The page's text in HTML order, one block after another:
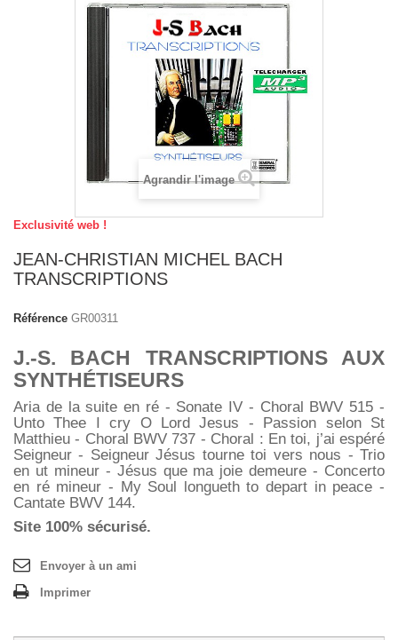
Agrandir l'image
Exclusivité web !
JEAN-CHRISTIAN MICHEL BACH
TRANSCRIPTIONS
Référence GR00311
J.-S. BACH TRANSCRIPTIONS AUX
SYNTHÉTISEURS
Aria de la suite en ré - Sonate IV - Choral BWV 515 -
Unto Thee I cry O Lord Jesus - Passion selon St
Matthieu - Choral BWV 737 - Choral : En toi, j’ai espéré
Seigneur - Seigneur Jésus tourne toi vers nous - Trio
en ut mineur - Jésus que ma joie demeure - Concerto
en ré mineur - My Soul longueth to depart in peace -
Cantate BWV 144.
Site 100% sécurisé.
Envoyer à un ami
Imprimer